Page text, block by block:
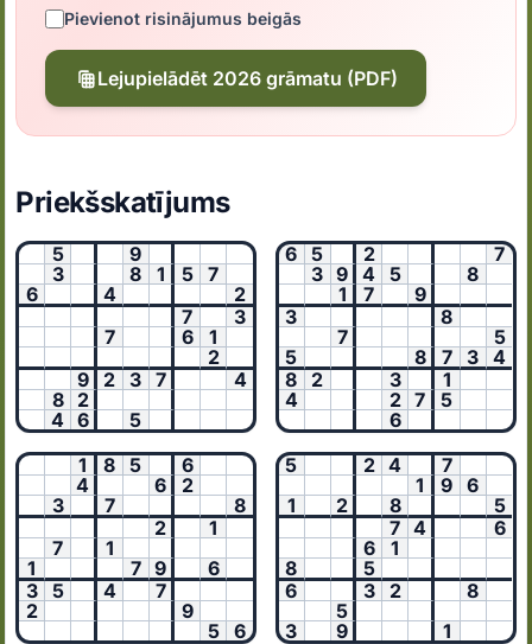
Pievienot risinājumus beigās
Lejupielādēt 2026 grāmatu (PDF)
Priekšskatījums
5
9
3
8 1 5
7
6
4
2
7
3
7
6
1
2
9
2 3 7
4
8
2
4 6 5
6 5 2
7
3 9 4 5
8
1
7
9
3
8
7
5
5
8 7 3
4
8
2 3
1
4
2 7
5
6
1
8 5
6
4
6
2
3
7
8
2
1
7
1
1
7 9
6
3
5 4
7
2
9
5
6
5 2 4
7
1
9
6
1
2 8
5
7 4
6
6
1
8
5
6
3 2
8
5
3
9
1